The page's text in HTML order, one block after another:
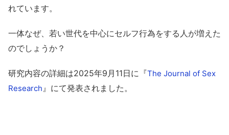
れています。
一体なぜ、若い世代を中心にセルフ行為をする人が増えた
のでしょうか？
研究内容の詳細は2025年9月11日に『The Journal of Sex
Research 』にて発表されました。